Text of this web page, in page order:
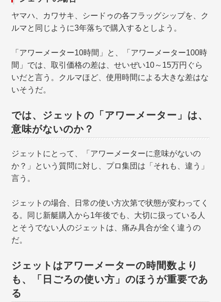
ヤマハ、カワサキ、シードゥの各フラッグシップを、ク
ルマと同じように3年落ちで購入するとしよう。
「アワーメーター10時間」と、「アワーメーター100時
間」では、取引価格の差は、せいぜい10～15万円ぐら
いだと言う。クルマほど、使用時間による大きな差はな
いそうだ。
では、ジェットの「アワーメーター」は、
意味がないのか？
ジェットにとって、「アワーメーターに意味がないの
か？」という質問に対し、プロ集団は「それも、違う」
言う。
ジェットの場合、日常の使い方次第で状態が変わってく
る。同じ新艇購入から1年後でも、大切に扱っている人
とそうでない人のジェットは、痛み具合が全く違うの
だ。
ジェットはアワーメーターの時間数より
も、「日ごろの使い方」のほうが重要であ
る